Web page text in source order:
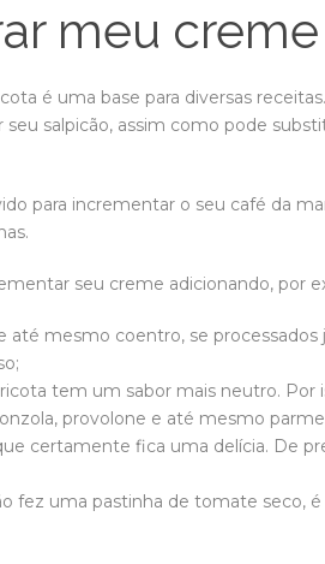
meu
é uma base para diversas
seu salpicão, assim como pode
para incrementar o seu café da
seu creme adicionando, por
até mesmo coentro, se
tem um sabor mais neutro. Por
provolone e até mesmo
certamente fica uma delícia. De
fez uma pastinha de tomate seco,